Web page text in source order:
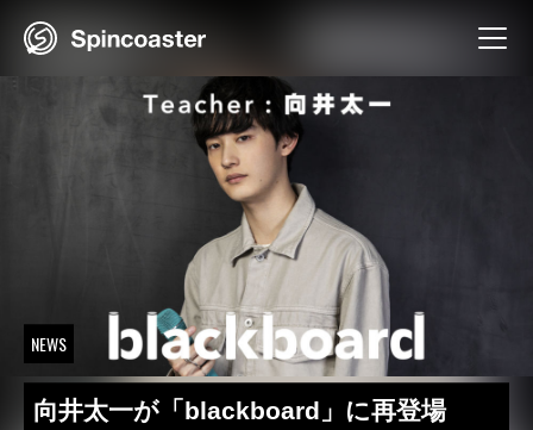
NEWS
向井太一が「blackboard」に再登場